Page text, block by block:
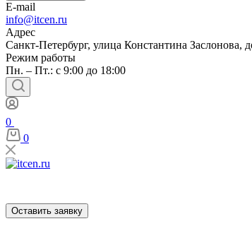
E-mail
info@itcen.ru
Адрес
Санкт-Петербург, улица Константина
Режим работы
Пн. – Пт.: с 9:00 до 18:00
0
0
Оставить заявку